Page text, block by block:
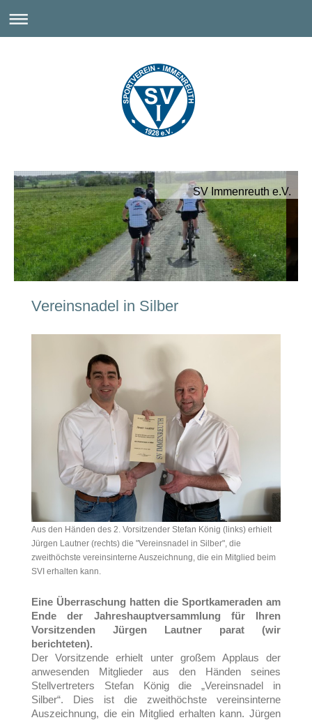
SV Immenreuth e.V.
Vereinsnadel in Silber
Aus den Händen des 2. Vorsitzender Stefan König (links) erhielt
Jürgen Lautner (rechts) die "Vereinsnadel in Silber", die
zweithöchste vereinsinterne Auszeichnung, die ein Mitglied beim
SVI erhalten kann.
Eine Überraschung hatten die Sportkameraden am
Ende der Jahreshauptversammlung für Ihren
Vorsitzenden Jürgen Lautner parat (wir
berichteten).
Der Vorsitzende erhielt unter großem Applaus der
anwesenden Mitglieder aus den Händen seines
Stellvertreters Stefan König die „Vereinsnadel in
Silber“. Dies ist die zweithöchste vereinsinterne
Auszeichnung, die ein Mitglied erhalten kann. Jürgen